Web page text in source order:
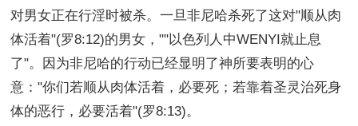
对男女正在行淫时被杀。一旦非尼哈杀死了这对"顺从肉
体活着"(罗8:12)的男女，""以色列人中WENYI就止息
了"。因为非尼哈的行动已经显明了神所要表明的心
意："你们若顺从肉体活着，必要死；若靠着圣灵治死身
体的恶行，必要活着"(罗8:13)。